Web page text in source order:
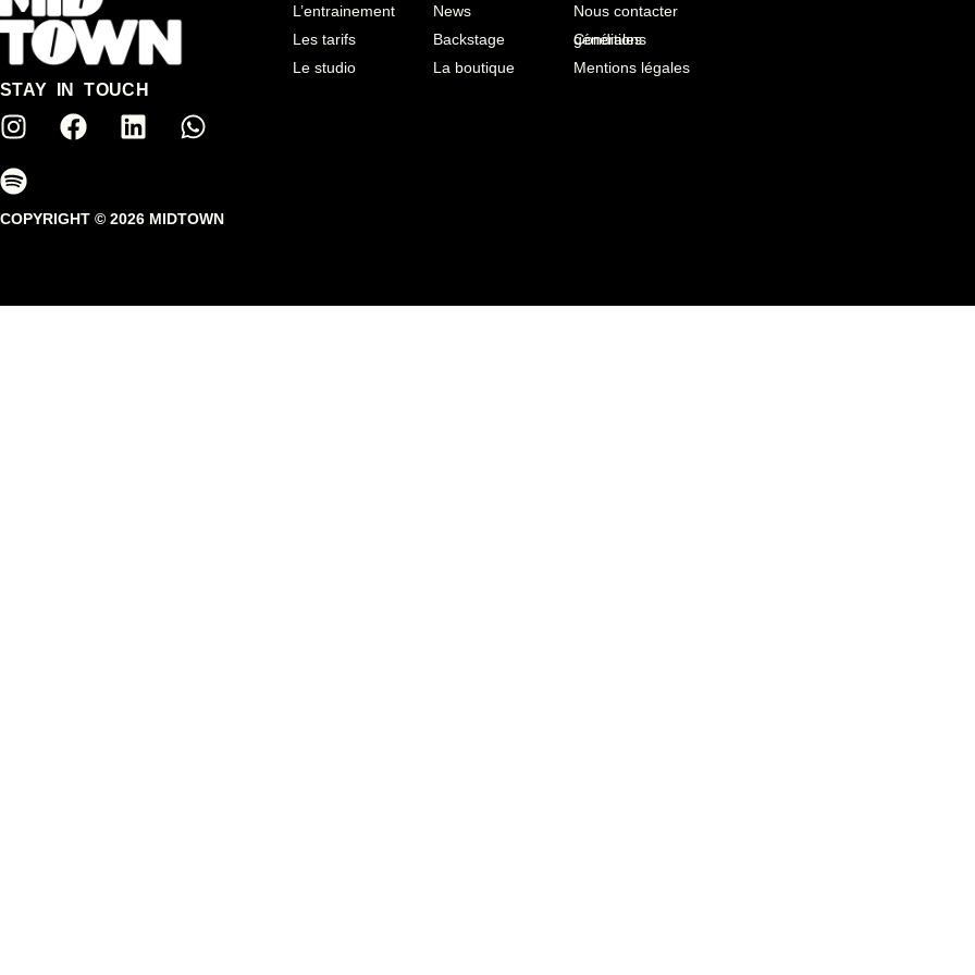
pendant 1 mois pour 99€.
STAY IN TOUCH
L’entrainement
Les tarifs
Le studio
News
Backstage
La boutique
Nous contacter
Conditions générales
Mentions légales
COPYRIGHT © 2026 MIDTOWN